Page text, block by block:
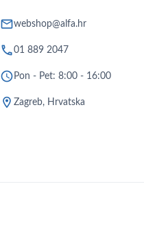
mailwebshop@alfa.hr
phone01 889 2047
schedule Pon - Pet: 8:00 - 16:00
location_on Zagreb, Hrvatska